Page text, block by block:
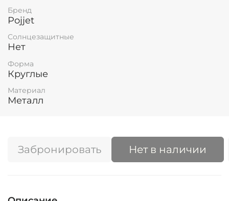
Бренд
Pojjet
Солнцезащитные
Нет
Форма
Круглые
Материал
Металл
Забронировать Нет в наличии